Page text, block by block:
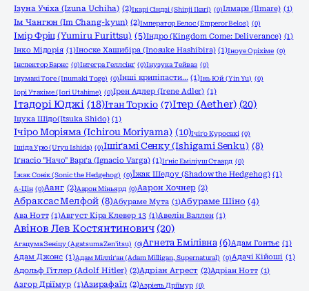
Ізуна Учіха (Izuna Uchiha) (2)Ікарі Сіндзі (Shinji Ikari) (0)Ілмаре (Ilmare) (1)
Ім Чангюн (Im Chang-kyun) (2)Імператор Белос (Emperor Belos) (0)
Імір Фріц (Yumiru Furittsu) (5)Індро (Kingdom Come: Deliverance) (1)
Інко Мідорія (1)Іноске Хашибіра (Inosuke Hashibira) (1)Іноуе Оріхіме (0)
Інспектор Барнс (0)Інтегра Геллсінґ (0)Інузука Тейваз (0)
Інумакі Тоге (Inumaki Toge) (0)Інші крипіпасти... (1)Інь Юй (Yin Yu) (0)
Іорі Утахіме (Iori Utahime) (0)Ірен Адлер (Irene Adler) (1)
Ітадорі Юджі (18)Ітан Торкіо (7)Ітер (Aether) (20)
Іцука Шідо(Itsuka Shido) (1)
Ічіро Моріяма (Ichirou Moriyama) (10)Ічіґо Куросакі (0)
Ішіда Урю (Uryu Ishida) (0)Ішіґамі Сенку (Ishigami Senku) (8)
Іґнасіо "Начо" Варґа (Ignacio Varga) (1)Іґніс Еміліуш Стаард (0)
Їжак Сонік (Sonic the Hedgehog) (0)Їжак Шедоу (Shadow the Hedgehog) (1)
А-Цін (0)Аанг (2)Аарон Міньярд (0)Аарон Хочнер (2)
Абраксас Мелфой (8)Абураме Мута (1)Абураме Шіно (4)
Ава Нотт (1)Август Кіра Клевер 13 (1)Авелін Валлен (1)
Авінов Лев Костянтинович (20)
Агацума Зеніцу (Agatsuma Zen'itsu) (0)Агнета Емілівна (6)Адам Гонтьє (1)
Адам Джонс (1)Адам Мілліґан (Adam Milligan, Supernatural) (0)Адачі Кійоші (1)
Адольф Гітлер (Adolf Hitler) (2)Адріан Агрест (2)Адріан Нотт (1)
Азгор Дріїмур (1)Азирафаїл (2)Азріель Дріїмур (0)